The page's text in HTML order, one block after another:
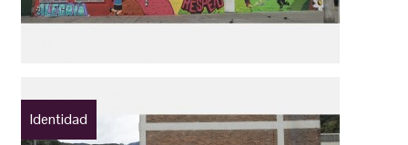
Identidad